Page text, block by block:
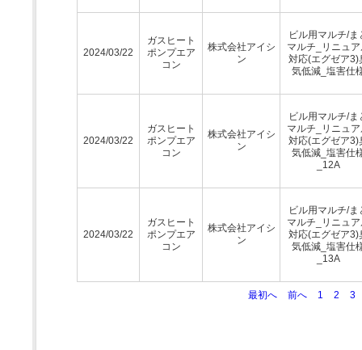
2024/03/22
ガスヒート
ポンプエア
コン
株式会社アイシ
ン
ビル用マルチ/ま
マルチ_リニュ
対応(エグゼア3)
気低減_塩害仕
2024/03/22
ガスヒート
ポンプエア
コン
株式会社アイシ
ン
ビル用マルチ/ま
マルチ_リニュ
対応(エグゼア3)
気低減_塩害仕
_12A
2024/03/22
ガスヒート
ポンプエア
コン
株式会社アイシ
ン
ビル用マルチ/ま
マルチ_リニュ
対応(エグゼア3)
気低減_塩害仕
_13A
最初へ 前へ 1 2 3